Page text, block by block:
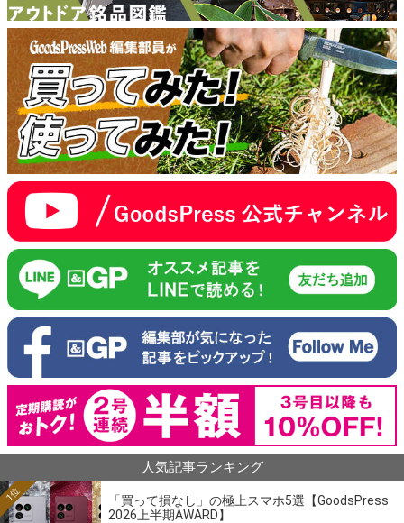
人気記事ランキング
「買って損なし」の極上スマホ5選【GoodsPress
2026上半期AWARD】
1位